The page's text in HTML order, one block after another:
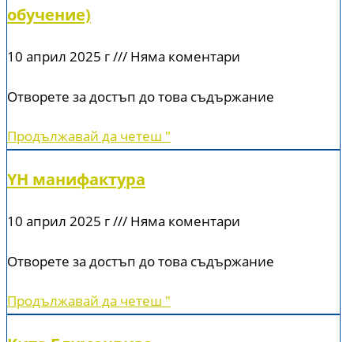
обучение)
10 април 2025 г Няма коментари
Отворете за достъп до това съдържание
Продължавай да четеш "
YH манифактура
10 април 2025 г Няма коментари
Отворете за достъп до това съдържание
Продължавай да четеш "